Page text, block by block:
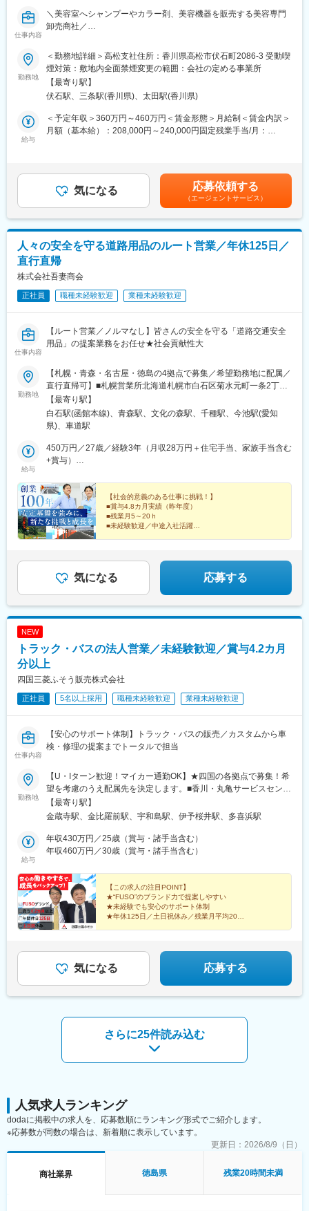
行います。
9:00 アポイント訪問：新メニューの提案や、具体的な展開方法な
ど、1時間程度の商談をします。
程度、立ち話がメインで、新商品のご紹介や導入商品のフォロー
などを行います。
17:30 帰社：必要に応じて翌日の提案資料の準備などを行いま
す。
■教育・研修体制：
・入社後は1週間本社研修があり、その後に現場へ配属され、更に
・階層別研修や、強みにフォーカスしたコーチング、成功事例の
共有など、人材育成に注力しています。
■当社の魅力：
・創業80年、10年以上業績は常に安定成長、直近5年で70％伸長
しています！
・明確な評価制度 四半期ごとの上長面談を実施をしており、成果
だけではなく、目標に対する行動の質や量など、公平性の高い評
価制度を用いております。営業スキルに磨きをかけることが給与
UPの近道です。
仕事内容
＼美容室へシャンプーやカラー剤、美容機器を販売する美容専門
卸売商社／
■お仕事内容：
理美容室向けのシャンプー・カラー剤・ヘアケア商品・美容機器
などを扱うルート営業をお任せします。
単なる商品販売ではなく、サロンの悩みや目指す姿に寄り添いな
がら、最適な提案・サポートを行う仕事です。
営業未経験の方でも、充実した研修とフォロー体制があるため安
メイン業務は「既存顧客との関係構築」です。定期訪問を行い、
関係性を築いて頂きます。
定期訪問時に新商品のご案内、お困りごとのヒアリング、購入頂
容室の売上アップのためのキャンペーンや新メニューの企画・提
案などを行います。
1日の訪問件数は担当エリアごとにご自身で計画立ててスケジュー
ルを組んで頂きます。
＼1日のスケジュール例／
8:30 業務スタート：朝礼で情報共有をしたり、提案資料の準備を
行います。
9:00 アポイント訪問：新メニューの提案や、具体的な展開方法な
ど、1時間程度の商談をします。
程度、立ち話がメインで、新商品のご紹介や導入商品のフォロー
などを行います。
17:30 帰社：必要に応じて翌日の提案資料の準備などを行いま
す。
・入社後は1週間本社研修があり、その後に高松支社へ配属され、
更に1～2ヶ月の営業同行を中心とした現場研修があります。営業
します。専門知識を身につける教育体制は万全です。2～3年は高
松支社にて勤務、将来的に徳島県にて勤務頂きます。
■当社の魅力：
・創業80年、10年以上業績は常に安定成長、直近5年で70％伸長
・明確な評価制度 四半期ごとの上長面談を実施をしており、成果
だけではなく、目標に対する行動の質や量など、公平性の高い評
価制度を用いております。営業スキルに磨きをかけることが給与
勤務地
＜勤務地詳細＞高松支社住所：香川県高松市伏石町2086-3 受動喫
煙対策：敷地内全面禁煙変更の範囲：会社の定める事業所
【最寄り駅】
伏石駅、三条駅(香川県)、太田駅(香川県)
給与
＜予定年収＞360万円～460万円＜賃金形態＞月給制＜賃金内訳＞
月額（基本給）：208,000円～240,000円固定残業手当/月：
給与詳細は前職を考慮し、当社規定により決定します。■昇給：年
1回■賞与：年2回（7月、12月） ※賞与想定 2～3.5ヶ月分（月給
「基本給＋固定残業代」で計算）賃金はあくまでも目安の金額で
あり、選考を通じて上下する可能性があります。月給(月額)は固定
手当を含めた表記です。
気になる 応募依頼する
（エージェントサービス）
人々の安全を守る道路用品のルート営業／年休125日／
直行直帰
株式会社吾妻商会
正社員 職種未経験歓迎 業種未経験歓迎
仕事内容
【ルート営業／ノルマなし】皆さんの安全を守る「道路交通安全
用品」の提案業務をお任せ★社会貢献性大
勤務地
【札幌・青森・名古屋・徳島の4拠点で募集／希望勤務地に配属／
直行直帰可】■札幌営業所北海道札幌市白石区菊水元町一条2丁目
3番8号＜アクセス＞「札幌駅」より車で10分■青森営業所青森県
青森市篠田2丁目6番5号＜アクセス＞「青森駅」より徒歩12分■名
古屋支店愛知県名古屋市千種区内山3丁目29番10号 千種AMビル5
10号室＜アクセス＞「徳島駅」より車で15分※受動喫煙対策：あ
り
【最寄り駅】
白石駅(函館本線)、青森駅、文化の森駅、千種駅、今池駅(愛知
県)、車道駅
給与
450万円／27歳／経験3年（月収28万円＋住宅手当、家族手当含む
+賞与）
+賞与）
【社会的意義のある仕事に挑戦！】
■賞与4.8カ月実績（昨年度）
■残業月5～20ｈ
■未経験歓迎／中途入社活躍
気になる 応募する
NEW
トラック・バスの法人営業／未経験歓迎／賞与4.2カ月
分以上
四国三菱ふそう販売株式会社
正社員 5名以上採用 職種未経験歓迎 業種未経験歓迎
仕事内容
【安心のサポート体制】トラック・バスの販売／カスタムから車
検・修理の提案までトータルで担当
勤務地
【U・Iターン歓迎！マイカー通勤OK】★四国の各拠点で募集！希
望を考慮のうえ配属先を決定します。■香川・丸亀サービスセンタ
ー：香川県丸亀市郡家町字原2933-1■徳島・鳴門サービスセンタ
ー：徳島県鳴門市大津町矢倉字中の越16■愛媛・宇和島サービス
愛媛県今治市郷桜井4-7-43・新居浜サービスセンター：愛媛県新
居浜市黒島1-6-43※受動喫煙対策：オフィス内禁煙
【最寄り駅】
金蔵寺駅、金比羅前駅、宇和島駅、伊予桜井駅、多喜浜駅
給与
年収430万円／25歳（賞与・諸手当含む）
年収460万円／30歳（賞与・諸手当含む）
【この求人の注目POINT】
★“FUSO”のブランド力で提案しやすい
★未経験でも安心のサポート体制
★年休125日／土日祝休み／残業月平均20h
気になる 応募する
さらに25件読み込む
人気求人ランキング
dodaに掲載中の求人を、応募数順にランキング形式でご紹介します。
※応募数が同数の場合は、新着順に表示しています。
更新日： 2026/8/9（日）
商社業界 徳島県 残業20時間未満